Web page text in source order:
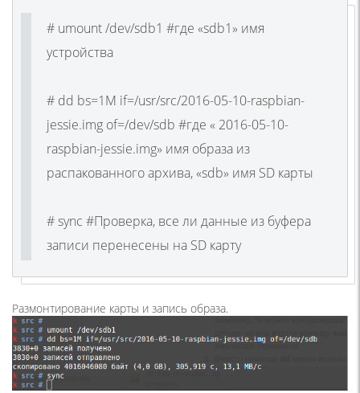
# umount /dev/sdb1 #где «sdb1» имя
устройства
# dd bs=1M if=/usr/src/2016-05-10-raspbian-
jessie.img of=/dev/sdb #где « 2016-05-10-
raspbian-jessie.img» имя образа из
распакованного архива, «sdb» имя SD карты
# sync #Проверка, все ли данные из буфера
записи перенесены на SD карту
Размонтирование карты и запись образа.